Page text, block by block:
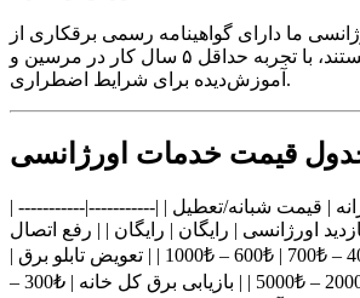
ما دارای گواهینامه رسمی برقکاری از
دولت ترکیه هستند، با تجربه حداقل ۵ سال کار در مرسین و
آموزش‌دیده برای شرایط اضطراری.
قیمت خدمات اورژانسی
| نوع خدمت | قیمت روزانه | قیمت شبانه/تعطیل | |-----------|-----------
اورژانسی | رایگان | رایگان | | رفع اتصال
کوتاه ساده | ₺400 – ₺700 | ₺600 – ₺1000 | | تعویض تابلو برق |
₺1500 – ₺4000 | ₺2000 – ₺5000 | | بازیابی برق کل خانه | ₺300 –